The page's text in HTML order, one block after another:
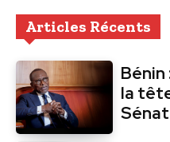
Articles Récents
Bénin
la
Sénat